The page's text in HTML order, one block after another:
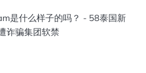
是什么样子的吗？ - 58泰国新
诈骗集团软禁